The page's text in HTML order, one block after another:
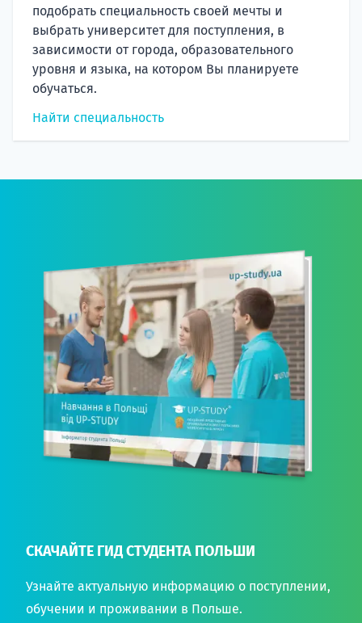
подобрать специальность своей мечты и
выбрать университет для поступления, в
зависимости от города, образовательного
уровня и языка, на котором Вы планируете
обучаться.
Найти специальность
СКАЧАЙТЕ ГИД СТУДЕНТА ПОЛЬШИ
Узнайте актуальную информацию о поступлении,
обучении и проживании в Польше.